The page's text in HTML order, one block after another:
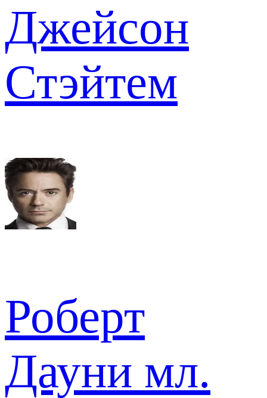
Джейсон
Стэйтем
Роберт
Дауни мл.